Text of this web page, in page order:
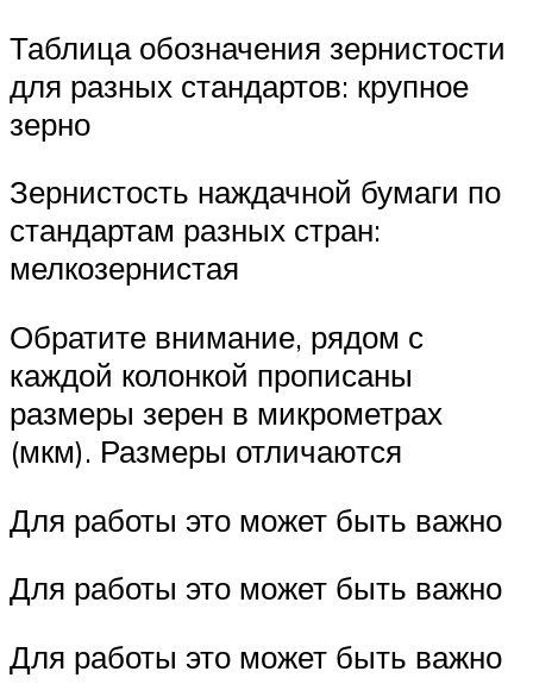
Таблица обозначения зернистости
для разных стандартов: крупное
зерно
Зернистость наждачной бумаги по
стандартам разных стран:
мелкозернистая
Обратите внимание, рядом с
каждой колонкой прописаны
размеры зерен в микрометрах
(мкм). Размеры отличаются
Для работы это может быть важно
Для работы это может быть важно
Для работы это может быть важно